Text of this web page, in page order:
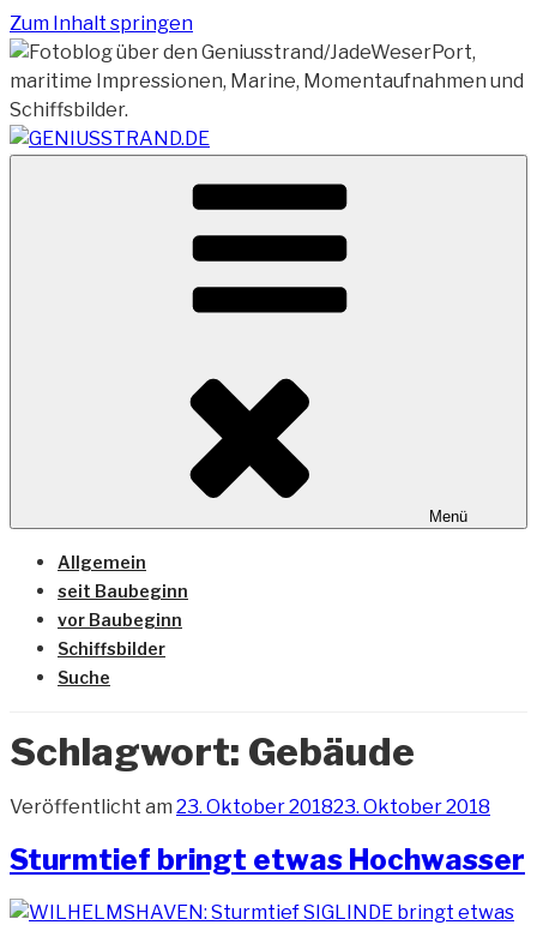
Zum Inhalt springen
GENIUSSTRAND.DE
Vom Geniusstrand zum JadeWeserPort/Container
Terminal Wilhelmshaven
Menü
Allgemein
seit Baubeginn
vor Baubeginn
Schiffsbilder
Suche
Schlagwort: Gebäude
Veröffentlicht am 23. Oktober 201823. Oktober 2018
Sturmtief bringt etwas Hochwasser